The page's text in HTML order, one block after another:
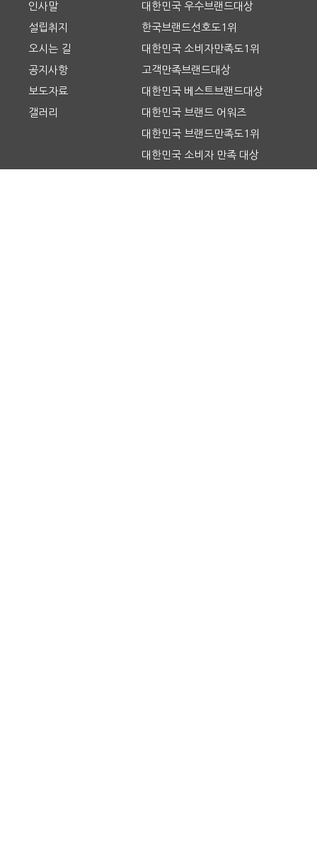
인사말
설립취지
오시는 길
공지사항
보도자료
갤러리
대한민국 우수브랜드대상
한국브랜드선호도1위
대한민국 소비자만족도1위
고객만족브랜드대상
대한민국 베스트브랜드대상
대한민국 브랜드 어워즈
대한민국 브랜드만족도1위
대한민국 소비자 만족 대상